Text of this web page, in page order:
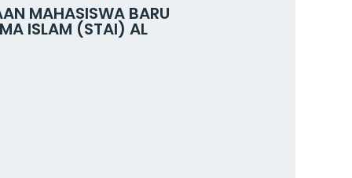
MAHASISWA BARU
ISLAM (STAI) AL